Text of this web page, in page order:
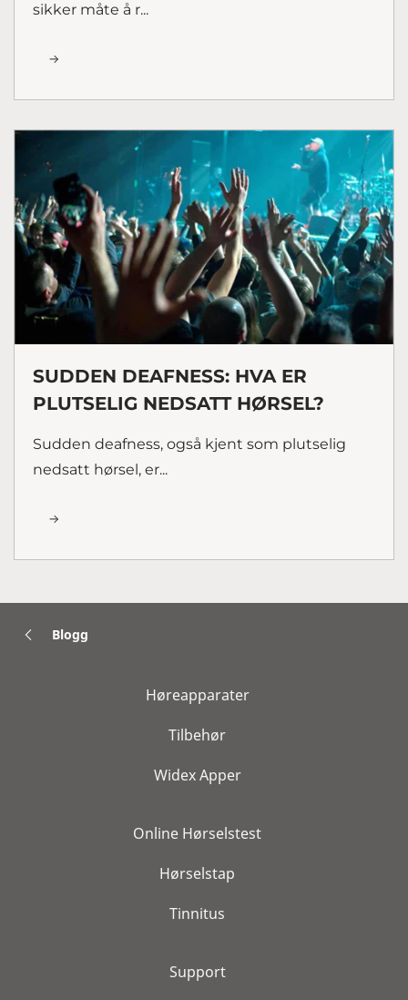
sikker måte å r...
SUDDEN DEAFNESS: HVA ER
PLUTSELIG NEDSATT HØRSEL?
Sudden deafness, også kjent som plutselig
nedsatt hørsel, er...
Blogg
Høreapparater
Tilbehør
Widex Apper
Online Hørselstest
Hørselstap
Tinnitus
Support